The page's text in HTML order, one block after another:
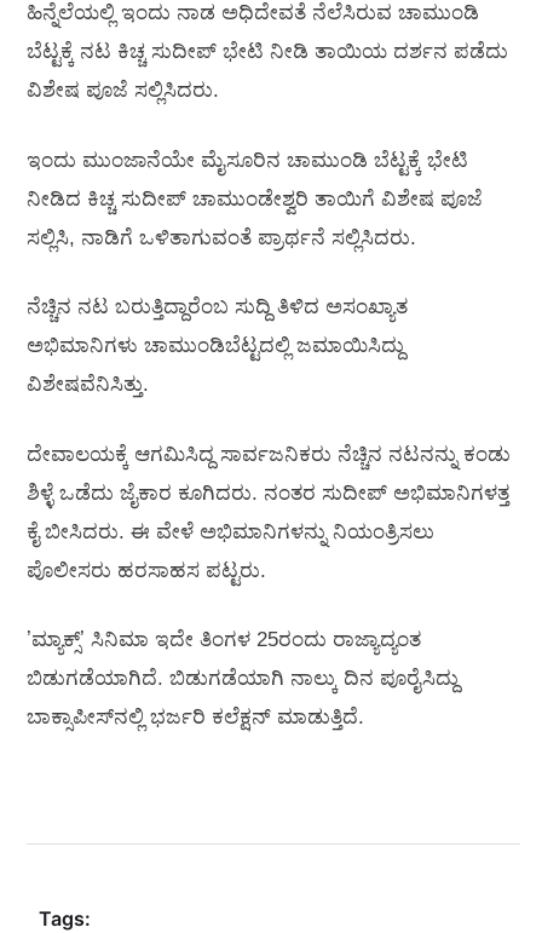
ಹಿನ್ನೆಲೆಯಲ್ಲಿ ಇಂದು ನಾಡ ಅಧಿದೇವತೆ ನೆಲೆಸಿರುವ ಚಾಮುಂಡಿ
ಬೆಟ್ಟಕ್ಕೆ ನಟ ಕಿಚ್ಚ ಸುದೀಪ್‌ ಭೇಟಿ ನೀಡಿ ತಾಯಿಯ ದರ್ಶನ ಪಡೆದು
ವಿಶೇಷ ಪೂಜೆ ಸಲ್ಲಿಸಿದರು.
ಇಂದು ಮುಂಜಾನೆಯೇ ಮೈಸೂರಿನ ಚಾಮುಂಡಿ ಬೆಟ್ಟಕ್ಕೆ ಭೇಟಿ
ನೀಡಿದ ಕಿಚ್ಚ ಸುದೀಪ್‌ ಚಾಮುಂಡೇಶ್ವರಿ ತಾಯಿಗೆ ವಿಶೇಷ ಪೂಜೆ
ಸಲ್ಲಿಸಿ, ನಾಡಿಗೆ ಒಳಿತಾಗುವಂತೆ ಪ್ರಾರ್ಥನೆ ಸಲ್ಲಿಸಿದರು.
ನೆಚ್ಚಿನ ನಟ ಬರುತ್ತಿದ್ದಾರೆಂಬ ಸುದ್ದಿ ತಿಳಿದ ಅಸಂಖ್ಯಾತ
ಅಭಿಮಾನಿಗಳು ಚಾಮುಂಡಿಬೆಟ್ಟದಲ್ಲಿ ಜಮಾಯಿಸಿದ್ದು
ವಿಶೇಷವೆನಿಸಿತ್ತು.
ದೇವಾಲಯಕ್ಕೆ ಆಗಮಿಸಿದ್ದ ಸಾರ್ವಜನಿಕರು ನೆಚ್ಚಿನ ನಟನನ್ನು ಕಂಡು
ಶಿಳ್ಳೆ ಒಡೆದು ಜೈಕಾರ ಕೂಗಿದರು. ನಂತರ ಸುದೀಪ್‌ ಅಭಿಮಾನಿಗಳತ್ತ
ಕೈ ಬೀಸಿದರು. ಈ ವೇಳೆ ಅಭಿಮಾನಿಗಳನ್ನು ನಿಯಂತ್ರಿಸಲು
ಪೊಲೀಸರು ಹರಸಾಹಸ ಪಟ್ಟರು.
ʼಮ್ಯಾಕ್ಸ್‌ʼ ಸಿನಿಮಾ ಇದೇ ತಿಂಗಳ 25ರಂದು ರಾಜ್ಯಾದ್ಯಂತ
ಬಿಡುಗಡೆಯಾಗಿದೆ. ಬಿಡುಗಡೆಯಾಗಿ ನಾಲ್ಕು ದಿನ ಪೂರೈಸಿದ್ದು
ಬಾಕ್ಸಾಪೀಸ್‌ನಲ್ಲಿ ಭರ್ಜರಿ ಕಲೆಕ್ಷನ್‌ ಮಾಡುತ್ತಿದೆ.
Tags: